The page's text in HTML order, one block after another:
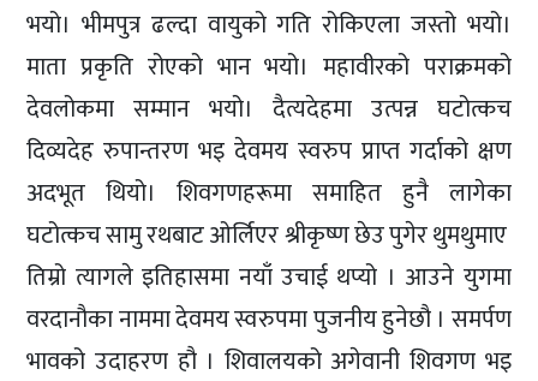
भयो। भीमपुत्र ढल्दा वायुको गति रोकिएला जस्तो भयो।
माता प्रकृति रोएको भान भयो। महावीरको पराक्रमको
देवलोकमा सम्मान भयो। दैत्यदेहमा उत्पन्न घटोत्कच
दिव्यदेह रुपान्तरण भइ देवमय स्वरुप प्राप्त गर्दाको क्षण
अदभूत थियो। शिवगणहरूमा समाहित हुनै लागेका
घटोत्कच सामु रथबाट ओर्लिएर श्रीकृष्ण छेउ पुगेर थुमथुमाए
तिम्रो त्यागले इतिहासमा नयाँ उचाई थप्यो । आउने युगमा
वरदानौका नाममा देवमय स्वरुपमा पुजनीय हुनेछौ । समर्पण
भावको उदाहरण हौ । शिवालयको अगेवानी शिवगण भइ